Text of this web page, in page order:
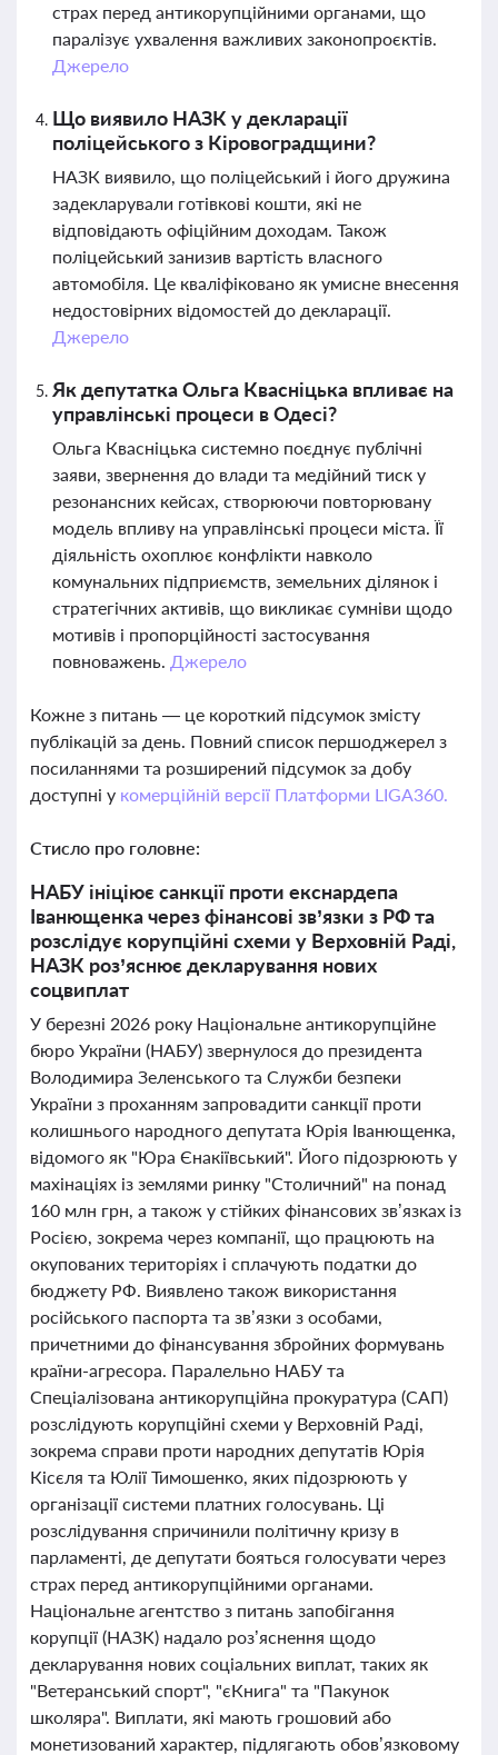
страх перед антикорупційними органами, що
паралізує ухвалення важливих законопроєктів.
Джерело
Що виявило НАЗК у декларації
поліцейського з Кіровоградщини?
НАЗК виявило, що поліцейський і його дружина
задекларували готівкові кошти, які не
відповідають офіційним доходам. Також
поліцейський занизив вартість власного
автомобіля. Це кваліфіковано як умисне внесення
недостовірних відомостей до декларації.
Джерело
Як депутатка Ольга Квасніцька впливає на
управлінські процеси в Одесі?
Ольга Квасніцька системно поєднує публічні
заяви, звернення до влади та медійний тиск у
резонансних кейсах, створюючи повторювану
модель впливу на управлінські процеси міста. Її
діяльність охоплює конфлікти навколо
комунальних підприємств, земельних ділянок і
стратегічних активів, що викликає сумніви щодо
мотивів і пропорційності застосування
повноважень. Джерело
Кожне з питань — це короткий підсумок змісту
публікацій за день. Повний список першоджерел з
посиланнями та розширений підсумок за добу
доступні у комерційній версії Платформи LIGA360.
Стисло про головне:
НАБУ ініціює санкції проти екснардепа
Іванющенка через фінансові зв’язки з РФ та
розслідує корупційні схеми у Верховній Раді,
НАЗК роз’яснює декларування нових
соцвиплат
У березні 2026 року Національне антикорупційне
бюро України (НАБУ) звернулося до президента
Володимира Зеленського та Служби безпеки
України з проханням запровадити санкції проти
колишнього народного депутата Юрія Іванющенка,
відомого як "Юра Єнакіївський". Його підозрюють у
махінаціях із землями ринку "Столичний" на понад
160 млн грн, а також у стійких фінансових зв’язках із
Росією, зокрема через компанії, що працюють на
окупованих територіях і сплачують податки до
бюджету РФ. Виявлено також використання
російського паспорта та зв’язки з особами,
причетними до фінансування збройних формувань
країни-агресора. Паралельно НАБУ та
Спеціалізована антикорупційна прокуратура (САП)
розслідують корупційні схеми у Верховній Раді,
зокрема справи проти народних депутатів Юрія
Кісєля та Юлії Тимошенко, яких підозрюють у
організації системи платних голосувань. Ці
розслідування спричинили політичну кризу в
парламенті, де депутати бояться голосувати через
страх перед антикорупційними органами.
Національне агентство з питань запобігання
корупції (НАЗК) надало роз’яснення щодо
декларування нових соціальних виплат, таких як
"Ветеранський спорт", "єКнига" та "Пакунок
школяра". Виплати, які мають грошовий або
монетизований характер, підлягають обов’язковому